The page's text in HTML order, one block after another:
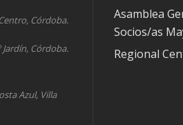
Córdoba.
Jardín, Córdoba.
Azul, Villa
Asamblea
Socios/as
Regional